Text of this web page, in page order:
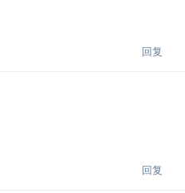
回复
回复